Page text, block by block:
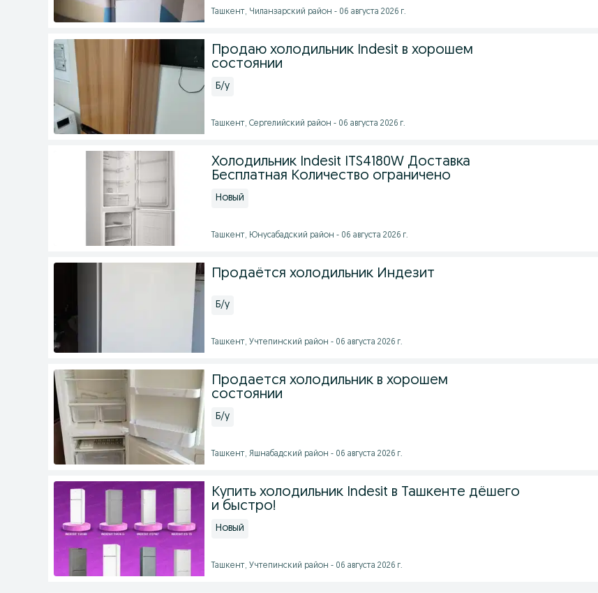
Ташкент, Чиланзарский район - 06 августа 2026 г.
Продаю холодильник Indesit в хорошем
состоянии
Б/у
Ташкент, Сергелийский район - 06 августа 2026 г.
Холодильник Indesit ITS4180W Доставка
Бесплатная Количество ограничено
Новый
Ташкент, Юнусабадский район - 06 августа 2026 г.
Продаётся холодильник Индезит
Б/у
Ташкент, Учтепинский район - 06 августа 2026 г.
Продается холодильник в хорошем
состоянии
Б/у
Ташкент, Яшнабадский район - 06 августа 2026 г.
Купить холодильник Indesit в Ташкенте дёшего
и быстро!
Новый
Ташкент, Учтепинский район - 06 августа 2026 г.